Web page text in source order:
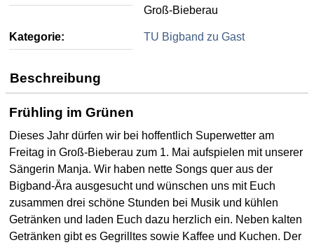
Groß-Bieberau
Kategorie: TU Bigband zu Gast
Beschreibung
Frühling im Grünen
Dieses Jahr dürfen wir bei hoffentlich Superwetter am
Freitag in Groß-Bieberau zum 1. Mai aufspielen mit unserer
Sängerin Manja. Wir haben nette Songs quer aus der
Bigband-Ära ausgesucht und wünschen uns mit Euch
zusammen drei schöne Stunden bei Musik und kühlen
Getränken und laden Euch dazu herzlich ein. Neben kalten
Getränken gibt es Gegrilltes sowie Kaffee und Kuchen. Der